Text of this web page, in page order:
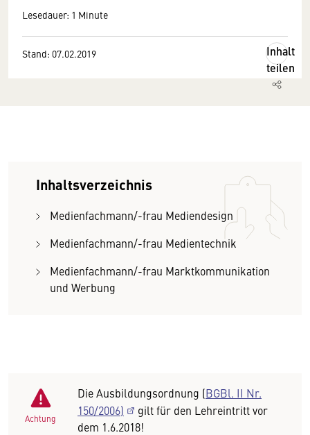
Lesedauer: 1 Minute
Stand: 07.02.2019
Inhalt
teilen
Inhaltsverzeichnis
Medienfachmann/-frau Mediendesign
Medienfachmann/-frau Medientechnik
Medienfachmann/-frau Marktkommunikation
und Werbung
Achtung
Die Ausbildungsordnung (BGBl. II Nr.
150/2006)
gilt für den Lehreintritt vor
dem 1.6.2018!